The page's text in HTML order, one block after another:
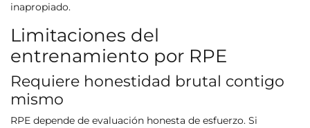
inapropiado.
Limitaciones del
entrenamiento por RPE
Requiere honestidad brutal contigo
mismo
RPE depende de evaluación honesta de esfuerzo. Si